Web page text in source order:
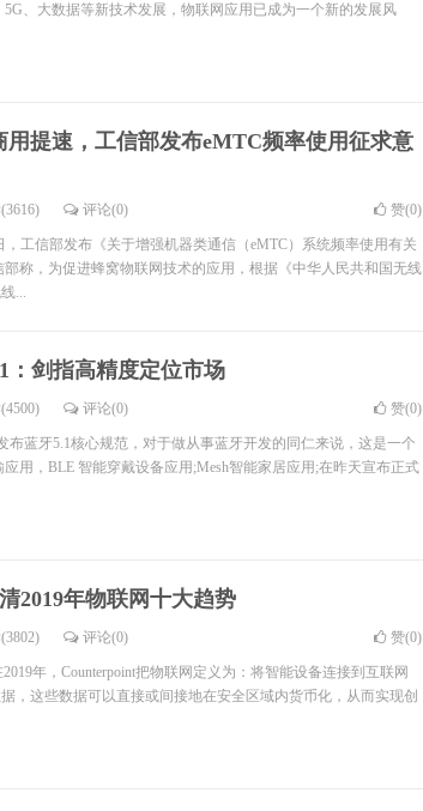
、大数据等新技术发展，物联网应用已成为一个新的发展风
用提速，工信部发布eMTC频率使用征求意
评论(0) 赞(0)
，工信部发布《关于增强机器类通信（eMTC）系统频率使用有关
称，为促进蜂窝物联网技术的应用，根据《中华人民共和国无线
...
：剑指高精度定位市场
评论(0) 赞(0)
蓝牙5.1核心规范，对于做从事蓝牙开发的同仁来说，这是一个
用，BLE 智能穿戴设备应用;Mesh智能家居应用;在昨天宣布正式
2019年物联网十大趋势
评论(0) 赞(0)
年，Counterpoint把物联网定义为：将智能设备连接到互联网
，这些数据可以直接或间接地在安全区域内货币化，从而实现创